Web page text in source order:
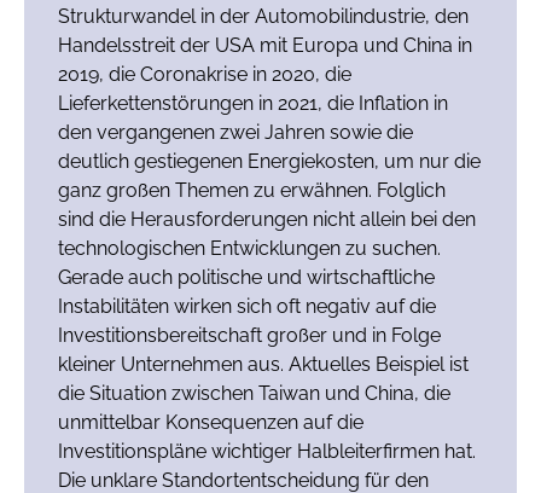
Strukturwandel in der Automobilindustrie, den
Handelsstreit der USA mit Europa und China in
2019, die Coronakrise in 2020, die
Lieferkettenstörungen in 2021, die Inflation in
den vergangenen zwei Jahren sowie die
deutlich gestiegenen Energiekosten, um nur die
ganz großen Themen zu erwähnen. Folglich
sind die Herausforderungen nicht allein bei den
technologischen Entwicklungen zu suchen.
Gerade auch politische und wirtschaftliche
Instabilitäten wirken sich oft negativ auf die
Investitionsbereitschaft großer und in Folge
kleiner Unternehmen aus. Aktuelles Beispiel ist
die Situation zwischen Taiwan und China, die
unmittelbar Konsequenzen auf die
Investitionspläne wichtiger Halbleiterfirmen hat.
Die unklare Standortentscheidung für den